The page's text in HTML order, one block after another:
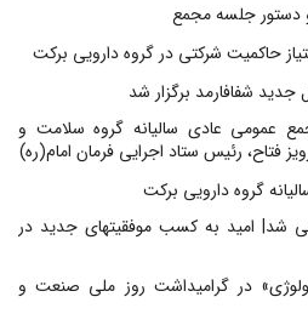
دستور جلسه مجمع
حاکمیت شرکتی در گروه دارویی برکت
جدید شفافارمد برگزار شد
عمومی عادی سالیانه گروه سلامت و
فتاح، رئیس ستاد اجرایی فرمان امام(ره)
گروه دارویی برکت
شد| امید به کسب موفقیتهای جدید در
در گرامیداشت روز ملی صنعت و